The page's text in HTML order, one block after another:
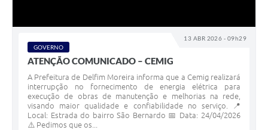
13 ABR 2026 - 09h29
GOVERNO
ATENÇÃO COMUNICADO – CEMIG
A Prefeitura de Delfim Moreira informa que a Cemig realizará
interrupção no fornecimento de energia elétrica para
execução de obras de manutenção e melhorias na rede,
visando maior qualidade e confiabilidade no serviço. 📍
Local: Estrada do bairro São Bernardo 📅 Data: 24/04/2026
⚠️ Pedimos que os...